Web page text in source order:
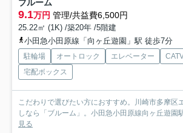
ブルーム
9.1万円 管理/共益費6,500円
25.22㎡ (1K) /築20年 /5階建
小田急小田原線「向ヶ丘遊園」駅 徒歩7分
駐輪場 オートロック エレベーター
宅配ボックス
こだわりで選びたい方におすすめ。川崎市多摩区
しなら「ブルーム」。小田急小田原線向ヶ丘遊園
見る